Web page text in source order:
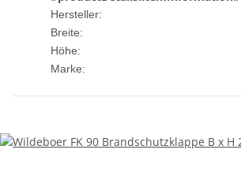
Hersteller:
Breite:
Höhe:
Marke: